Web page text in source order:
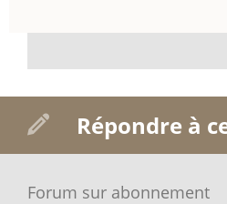
Répondre à
Forum sur abonnement